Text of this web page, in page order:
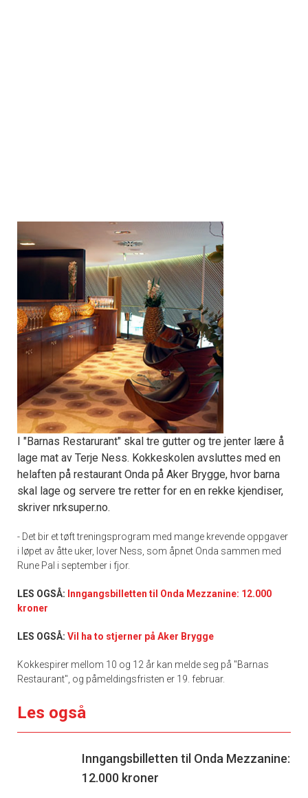
I "Barnas Restarurant" skal tre gutter og tre jenter lære å
lage mat av Terje Ness. Kokkeskolen avsluttes med en
helaften på restaurant Onda på Aker Brygge, hvor barna
skal lage og servere tre retter for en en rekke kjendiser,
skriver nrksuper.no.
- Det bir et tøft treningsprogram med mange krevende oppgaver
i løpet av åtte uker, lover Ness, som åpnet Onda sammen med
Rune Pal i september i fjor.
LES OGSÅ: Inngangsbilletten til Onda Mezzanine: 12.000
kroner
LES OGSÅ: Vil ha to stjerner på Aker Brygge
Kokkespirer mellom 10 og 12 år kan melde seg på "Barnas
Restaurant", og påmeldingsfristen er 19. februar.
Les også
Inngangsbilletten til Onda Mezzanine:
12.000 kroner